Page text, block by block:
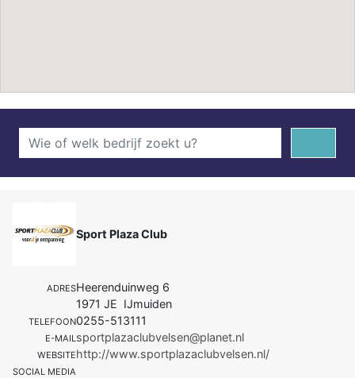
Sport Plaza Club
ADRESHeerenduinweg 6
1971 JE IJmuiden
TELEFOON0255-513111
E-MAILsportplazaclubvelsen@planet.nl
WEBSITEhttp://www.sportplazaclubvelsen.nl/
SOCIAL MEDIA